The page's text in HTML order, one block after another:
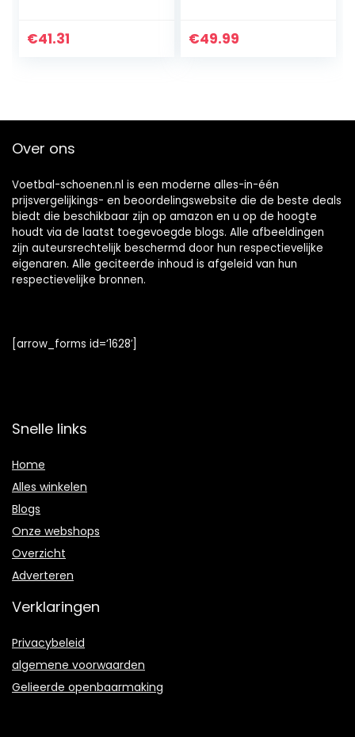
voetbalschoenen
indoor turf
€41.31
band, geschikt
kinderen
€49.99
Over ons
Voetbal-schoenen.nl is een moderne alles-in-één
prijsvergelijkings- en beoordelingswebsite die de beste deals
biedt die beschikbaar zijn op amazon en u op de hoogte
houdt via de laatst toegevoegde blogs. Alle afbeeldingen
zijn auteursrechtelijk beschermd door hun respectievelijke
eigenaren. Alle geciteerde inhoud is afgeleid van hun
respectievelijke bronnen.
[arrow_forms id=’1628′]
Snelle links
Home
Alles winkelen
Blogs
Onze webshops
Overzicht
Adverteren
Verklaringen
Privacybeleid
algemene voorwaarden
Gelieerde openbaarmaking